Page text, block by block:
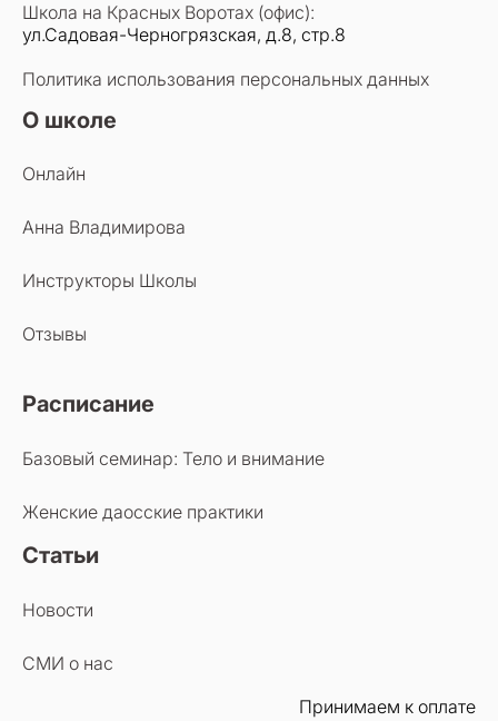
Школа на Красных Воротах (офис):
ул.Садовая-Черногрязская, д.8, стр.8
Политика использования персональных данных
О школе
Онлайн
Анна Владимирова
Инструкторы Школы
Отзывы
Расписание
Базовый семинар: Тело и внимание
Женские даосские практики
Статьи
Новости
СМИ о нас
Принимаем к оплате